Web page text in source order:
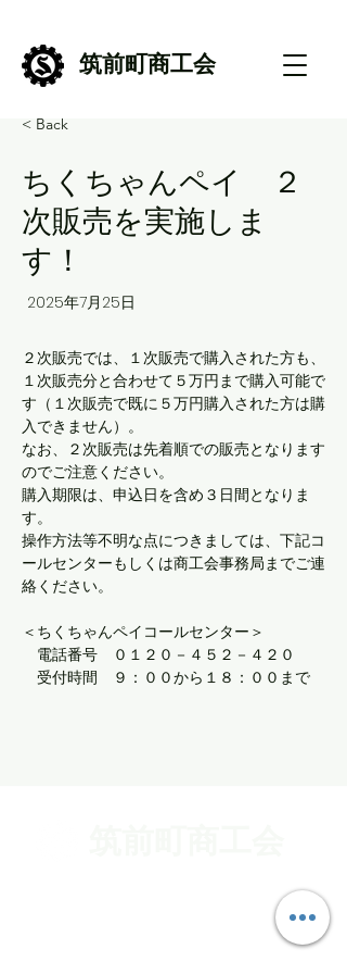
筑前町商工会
< Back
ちくちゃんペイ ２
次販売を実施しま
す！
2025年7月25日
２次販売では、１次販売で購入された方も、
１次販売分と合わせて５万円まで購入可能で
す（１次販売で既に５万円購入された方は購
入できません）。
なお、２次販売は先着順での販売となります
のでご注意ください。
購入期限は、申込日を含め３日間となりま
す。
操作方法等不明な点につきましては、下記コ
ールセンターもしくは商工会事務局までご連
絡ください。
＜ちくちゃんペイコールセンター＞
電話番号　０１２０－４５２－４２０
受付時間　９：００から１８：００まで
福岡県朝倉郡筑前町久光1045-1